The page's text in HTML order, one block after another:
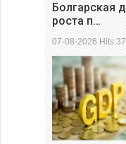
Болгарская
роста п…
07-08-2026